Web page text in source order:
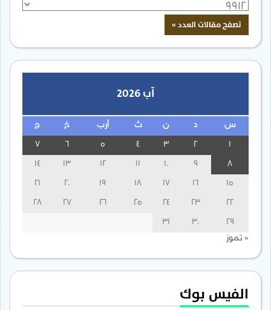
آب 2026
س ن ث أرب خ ج
3
13
14
15
17
18
19
20
23
24
25
27
28
29
30
31
« تموز
الفيس بوك